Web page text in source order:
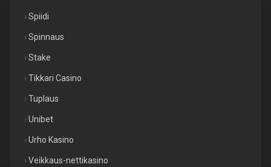
Spiidi
Spinnaus
Stake
Tikkari Casino
Tuplaus
Unibet
Urho Kasino
Veikkaus-nettikasino